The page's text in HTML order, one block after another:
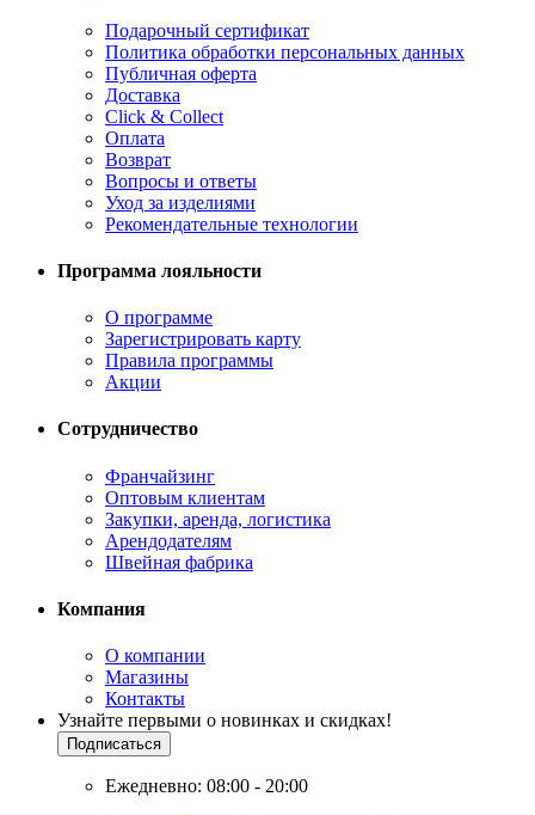
Подарочный сертификат
Политика обработки персональных данных
Публичная оферта
Доставка
Click & Collect
Оплата
Возврат
Вопросы и ответы
Уход за изделиями
Рекомендательные технологии
Программа лояльности
О программе
Зарегистрировать карту
Правила программы
Акции
Сотрудничество
Франчайзинг
Оптовым клиентам
Закупки, аренда, логистика
Арендодателям
Швейная фабрика
Компания
О компании
Магазины
Контакты
Узнайте первыми о новинках и скидках!
Подписаться
Ежедневно: 08:00 - 20:00